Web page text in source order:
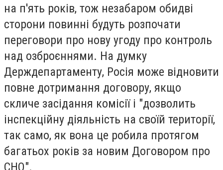
на п'ять років, тож незабаром обидві
сторони повинні будуть розпочати
переговори про нову угоду про контроль
над озброєннями. На думку
Держдепартаменту, Росія може відновити
повне дотримання договору, якщо
скличе засідання комісії і "дозволить
інспекційну діяльність на своїй території,
так само, як вона це робила протягом
багатьох років за новим Договором про
СНО".